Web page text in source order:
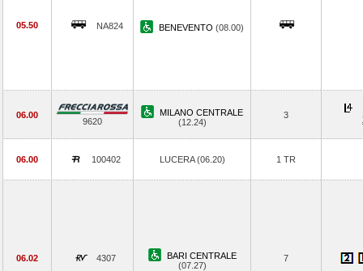
05.50 NA824 BENEVENTO (08.00)
06.00
9620
MILANO CENTRALE
(12.24)
3
06.00 100402 LUCERA (06.20) 1 TR
06.02 4307
BARI CENTRALE
(07.27)
7